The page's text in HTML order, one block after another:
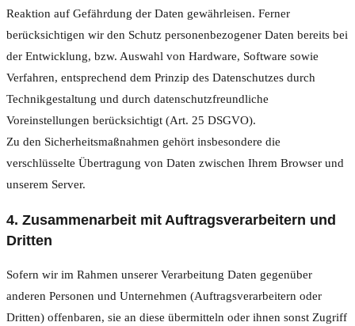
Reaktion auf Gefährdung der Daten gewährleisen. Ferner
berücksichtigen wir den Schutz personenbezogener Daten bereits bei
der Entwicklung, bzw. Auswahl von Hardware, Software sowie
Verfahren, entsprechend dem Prinzip des Datenschutzes durch
Technikgestaltung und durch datenschutzfreundliche
Voreinstellungen berücksichtigt (Art. 25 DSGVO).
Zu den Sicherheitsmaßnahmen gehört insbesondere die
verschlüsselte Übertragung von Daten zwischen Ihrem Browser und
unserem Server.
4. Zusammenarbeit mit Auftragsverarbeitern und
Dritten
Sofern wir im Rahmen unserer Verarbeitung Daten gegenüber
anderen Personen und Unternehmen (Auftragsverarbeitern oder
Dritten) offenbaren, sie an diese übermitteln oder ihnen sonst Zugriff